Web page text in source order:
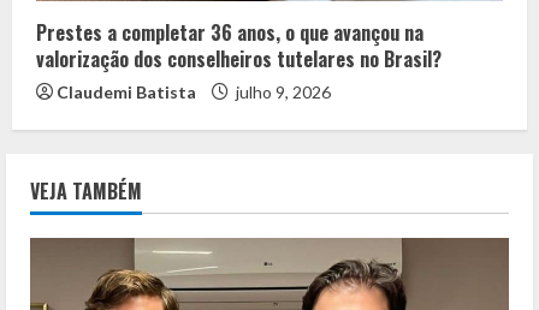
Prestes a completar 36 anos, o que avançou na
valorização dos conselheiros tutelares no Brasil?
Claudemi Batista julho 9, 2026
VEJA TAMBÉM